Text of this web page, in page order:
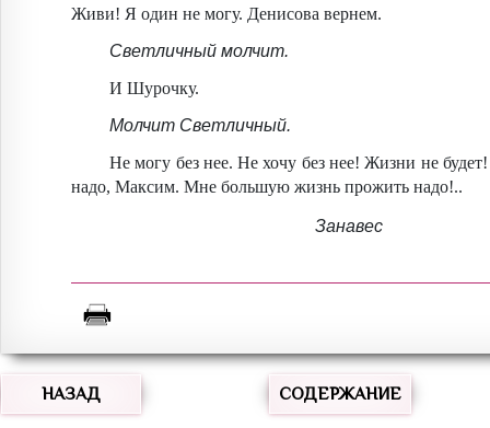
Живи! Я один не могу. Денисова вернем.
Светличный молчит.
И Шурочку.
Молчит Светличный.
Не могу без нее. Не хочу без нее! Жизни не
надо, Максим. Мне большую жизнь прожить надо!..
Занавес
НАЗАД СОДЕРЖАНИЕ